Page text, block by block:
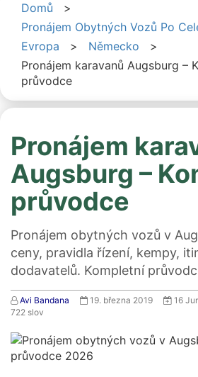
Domů
>
Pronájem Obytných Vozů Po
Evropa
> Německo
>
Pronájem karavanů Augsburg –
průvodce
Pronájem
Augsburg –
průvodce
Pronájem obytných vozů v
ceny, pravidla řízení, kempy,
dodavatelů. Kompletní
Avi Bandana 19. března 2019 16
722 slov